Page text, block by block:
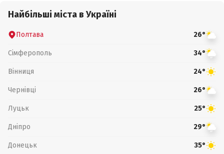
Найбільші міста в Україні
Полтава 26°
Сімферополь 34°
Вінниця 24°
Чернівці 26°
Луцьк 25°
Дніпро 29°
Донецьк 35°